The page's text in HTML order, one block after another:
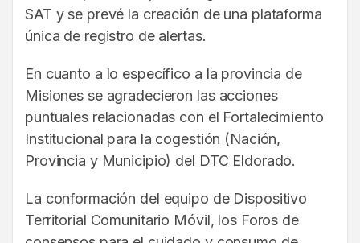
SAT y se prevé la creación de una plataforma
única de registro de alertas.
En cuanto a lo específico a la provincia de
Misiones se agradecieron las acciones
puntuales relacionadas con el Fortalecimiento
Institucional para la cogestión (Nación,
Provincia y Municipio) del DTC Eldorado.
La conformación del equipo de Dispositivo
Territorial Comunitario Móvil, los Foros de